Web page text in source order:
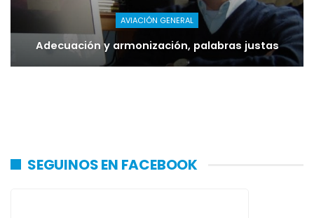
AVIACIÓN GENERAL
Adecuación y armonización, palabras justas
SEGUINOS EN FACEBOOK